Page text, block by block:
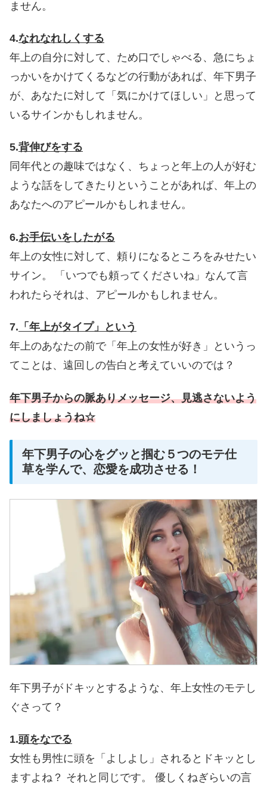
ません。
4.なれなれしくする
年上の自分に対して、ため口でしゃべる、急にちょ
っかいをかけてくるなどの行動があれば、年下男子
が、あなたに対して「気にかけてほしい」と思って
いるサインかもしれません。
5.背伸びをする
同年代との趣味ではなく、ちょっと年上の人が好む
ような話をしてきたりということがあれば、年上の
あなたへのアピールかもしれません。
6.お手伝いをしたがる
年上の女性に対して、頼りになるところをみせたい
サイン。
「いつでも頼ってくださいね」なんて言
われたらそれは、アピールかもしれません。
7. 「年上がタイプ」という
年上のあなたの前で「年上の女性が好き」というっ
てことは、遠回しの告白と考えていいのでは？
年下男子からの脈ありメッセージ、見逃さないよう
にしましょうね☆
年下男子の心をグッと掴む５つのモテ仕
草を学んで、恋愛を成功させる！
年下男子がドキッとするような、年上女性のモテし
ぐさって？
1.頭をなでる
女性も男性に頭を「よしよし」されるとドキッとし
ますよね？ それと同じです。
優しくねぎらいの言